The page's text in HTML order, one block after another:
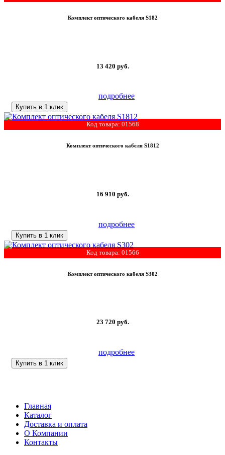
Комплект оптического кабеля S182
13 420 руб.
подробнее
Купить в 1 клик
Код товара: 01568
Комплект оптического кабеля S1812
16 910 руб.
подробнее
Купить в 1 клик
Код товара: 01566
Комплект оптического кабеля S302
23 720 руб.
подробнее
Купить в 1 клик
Главная
Каталог
Доставка и оплата
О Компании
Контакты